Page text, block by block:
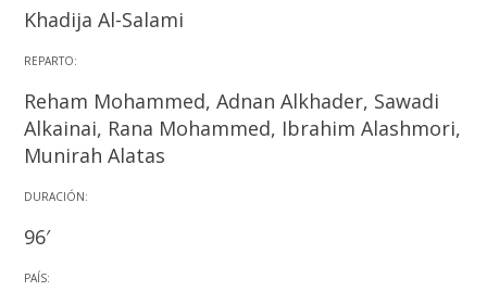
Khadija Al-Salami
REPARTO:
Reham Mohammed, Adnan Alkhader, Sawadi
Alkainai, Rana Mohammed, Ibrahim Alashmori,
Munirah Alatas
DURACIÓN:
96′
PAÍS: